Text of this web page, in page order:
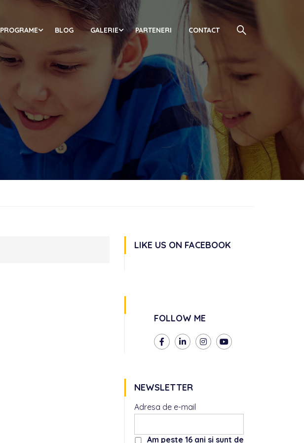
PROGRAME BLOG GALERIE PARTENERI CONTACT
LIKE US ON FACEBOOK
FOLLOW ME
NEWSLETTER
Adresa de e-mail
Am peste 16 ani si sunt de